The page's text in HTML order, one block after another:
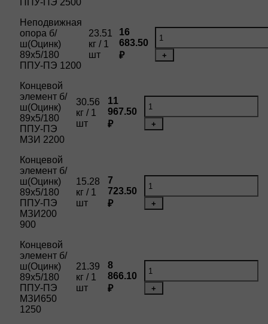
ППУ-ПЭ 2500
Неподвижная
опора б/
ш(Оцинк)
89х5/180
ППУ-ПЭ 1200
23.51
кг / 1
шт
16
683.50
₽
+
Концевой
элемент б/
ш(Оцинк)
89х5/180
ППУ-ПЭ
МЗИ 2200
30.56
кг / 1
шт
11
967.50
₽
+
Концевой
элемент б/
ш(Оцинк)
89х5/180
ППУ-ПЭ
МЗИ200
900
15.28
кг / 1
шт
7
723.50
₽
+
Концевой
элемент б/
ш(Оцинк)
89х5/180
ППУ-ПЭ
МЗИ650
1250
21.39
кг / 1
шт
8
866.10
₽
+